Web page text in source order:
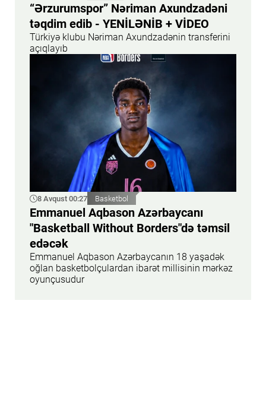
“Ərzurumspor” Nəriman Axundzadəni
təqdim edib - YENİLƏNİB + VİDEO
Türkiyə klubu Nəriman Axundzadənin transferini
açıqlayıb
8 Avqust 00:27 Basketbol
Emmanuel Aqbason Azərbaycanı
"Basketball Without Borders"də təmsil
edəcək
Emmanuel Aqbason Azərbaycanın 18 yaşadək
oğlan basketbolçulardan ibarət millisinin mərkəz
oyunçusudur